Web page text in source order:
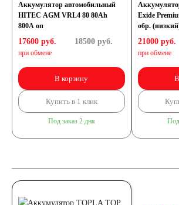
Аккумулятор автомобильный
HITEC AGM VRL4 80 80Ah
800A оп
17600 руб.
при обмене
18500руб.
В корзину
Купить в 1 клик
Под заказ 2 дня
Exide
обр.
21000 руб.
при обмене
Под